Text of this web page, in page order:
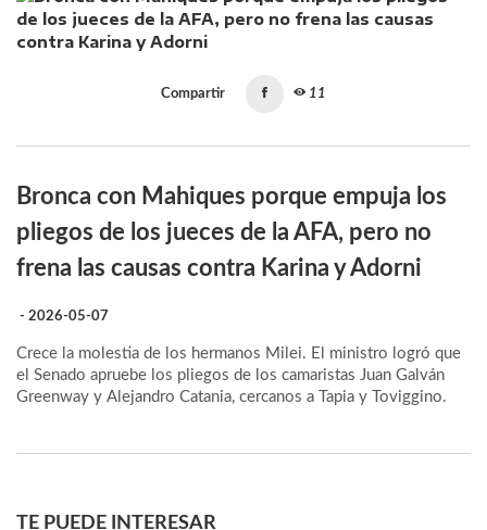
Compartir 11
Bronca con Mahiques porque empuja los
pliegos de los jueces de la AFA, pero no
frena las causas contra Karina y Adorni
- 2026-05-07
Crece la molestia de los hermanos Milei. El ministro logró que
el Senado apruebe los pliegos de los camaristas Juan Galván
Greenway y Alejandro Catania, cercanos a Tapia y Toviggino.
TE PUEDE INTERESAR